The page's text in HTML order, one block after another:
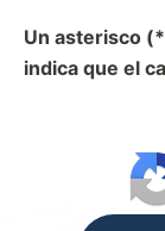
Un asterisco
indica que el